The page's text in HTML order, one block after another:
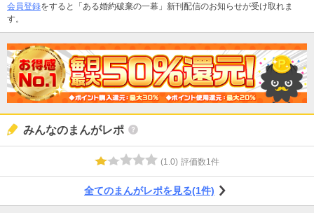
会員登録をすると「ある婚約破棄の一幕」新刊配信のお知らせが受け取れま
す。
みんなのまんがレポ
(1.0) 評価数1件
全てのまんがレポを見る(1件)